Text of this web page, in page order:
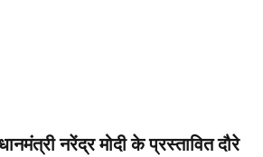
नरेंद्र मोदी के प्रस्तावित दौरे